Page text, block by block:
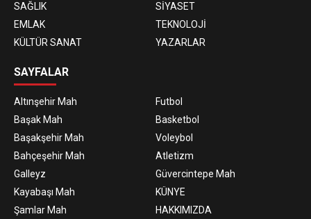
SAĞLIK
SİYASET
EMLAK
TEKNOLOJİ
KÜLTÜR SANAT
YAZARLAR
SAYFALAR
Altınşehir Mah
Futbol
Başak Mah
Basketbol
Başakşehir Mah
Voleybol
Bahçeşehir Mah
Atletizm
Galleyz
Güvercintepe Mah
Kayabaşı Mah
KÜNYE
Şamlar Mah
HAKKIMIZDA